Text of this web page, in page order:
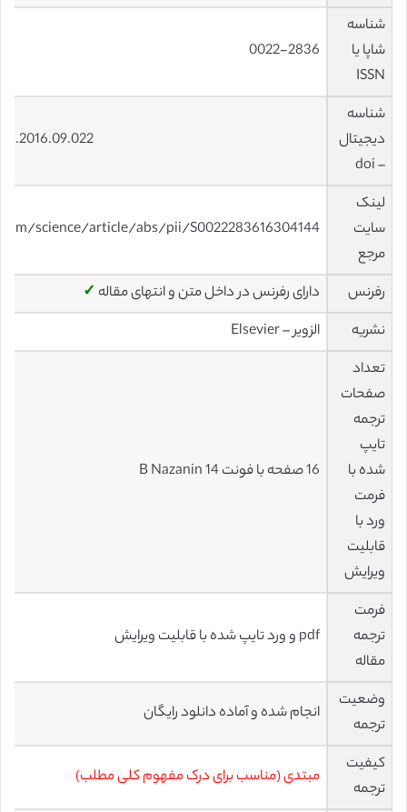
شناسه
شاپا یا
ISSN
0022-2836
شناسه
دیجیتال
– doi
لینک
سایت
مرجع
science/article/abs/pii/S0022283616304144
رفرنس دارای رفرنس در داخل متن و انتهای مقاله ✓
نشریه
الزویر – Elsevier
تعداد
صفحات
ترجمه
تایپ
شده با
فرمت
ورد با
قابلیت
ویرایش
16 صفحه با فونت 14 B Nazanin
فرمت
ترجمه
مقاله
pdf و ورد تایپ شده با قابلیت ویرایش
وضعیت
ترجمه
انجام شده و آماده دانلود رایگان
کیفیت
ترجمه
مبتدی (مناسب برای درک مفهوم کلی مطلب)